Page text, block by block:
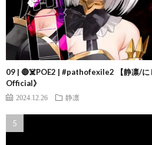
09 | 🔴☠️POE2 | #pathofexile2 【静凛/に
Official》
2024.12.26 静凛